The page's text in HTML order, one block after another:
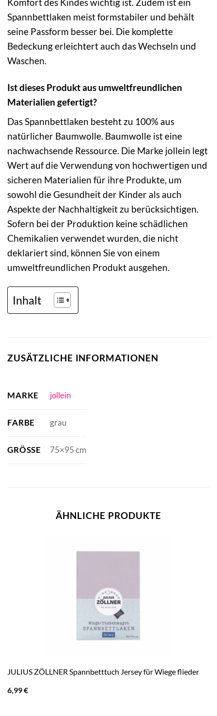
Spannbettlaken meist formstabiler und behält
seine Passform besser bei. Die komplette
Bedeckung erleichtert auch das Wechseln und
Waschen.
Ist dieses Produkt aus umweltfreundlichen
Materialien gefertigt?
Das Spannbettlaken besteht zu 100% aus
natürlicher Baumwolle. Baumwolle ist eine
nachwachsende Ressource. Die Marke jollein legt
Wert auf die Verwendung von hochwertigen und
sicheren Materialien für ihre Produkte, um
sowohl die Gesundheit der Kinder als auch
Aspekte der Nachhaltigkeit zu berücksichtigen.
Sofern bei der Produktion keine schädlichen
Chemikalien verwendet wurden, die nicht
deklariert sind, können Sie von einem
umweltfreundlichen Produkt ausgehen.
Inhalt
ZUSÄTZLICHE INFORMATIONEN
MARKE jollein
FARBE grau
GRÖSSE 75×95 cm
ÄHNLICHE PRODUKTE
JULIUS ZÖLLNER Spannbetttuch Jersey für Wiege flieder
6,99€